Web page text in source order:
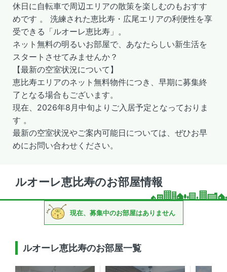
休日に自転車で周辺エリアの散策を楽しむのもおすす
めです 。 洗練された恵比寿・広尾エリアの利便性を享
受できる「ルオーレ恵比寿」。
ネット無料の明るいお部屋で、あなたらしい新生活を
スタートさせてみませんか？
【最新の空室状況について】
恵比寿エリアのネット無料物件につき、早期に募集終
了となる場合もございます。
現在、2026年8月中旬よりご入居予定となっておりま
す 。
最新の空室状況やご案内可能日については、ぜひお早
めにお問い合わせください。
ルオーレ恵比寿のお部屋情報
現在、募集中のお部屋はありません
ルオーレ恵比寿のお部屋一覧